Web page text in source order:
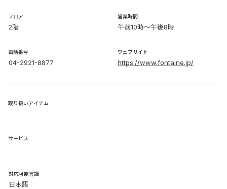
​フロア
2階
電話番号
04-2921-8877
営業時間
午前10時～午後8時
ウェブサイト
https://www.fontaine.jp/
取り扱いアイテム
サービス
​対応可能言語
日本語